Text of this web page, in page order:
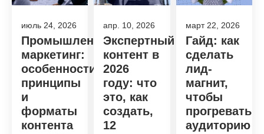
июль 24, 2026
Промышленный
маркетинг:
особенности,
принципы
и
форматы
контента
апр. 10, 2026
Экспертный
контент в
2026
году: что
это, как
создать,
12
март 22, 2026
Гайд: как
сделать
лид-
магнит,
чтобы
прогревать
аудиторию